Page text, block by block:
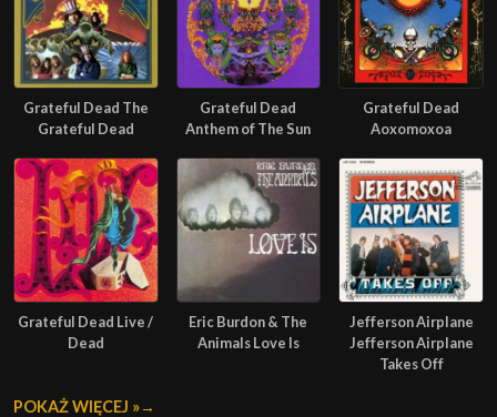
Grateful Dead The
Grateful Dead
Grateful Dead
Anthem of The Sun
Grateful Dead
Aoxomoxoa
Grateful Dead Live /
Dead
Eric Burdon & The
Animals Love Is
Jefferson Airplane
Jefferson Airplane
Takes Off
POKAŻ WIĘCEJ »